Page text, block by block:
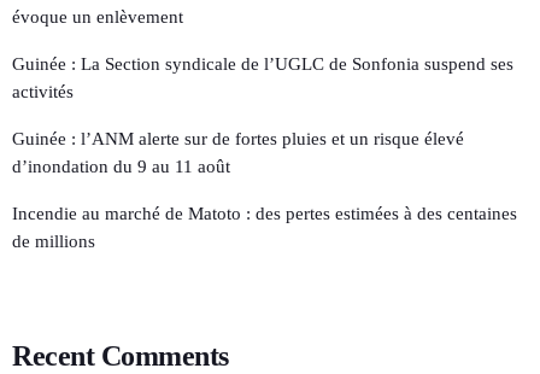
évoque un enlèvement
Guinée : La Section syndicale de l’UGLC de Sonfonia suspend ses
activités
Guinée : l’ANM alerte sur de fortes pluies et un risque élevé
d’inondation du 9 au 11 août
Incendie au marché de Matoto : des pertes estimées à des centaines
de millions
Recent Comments